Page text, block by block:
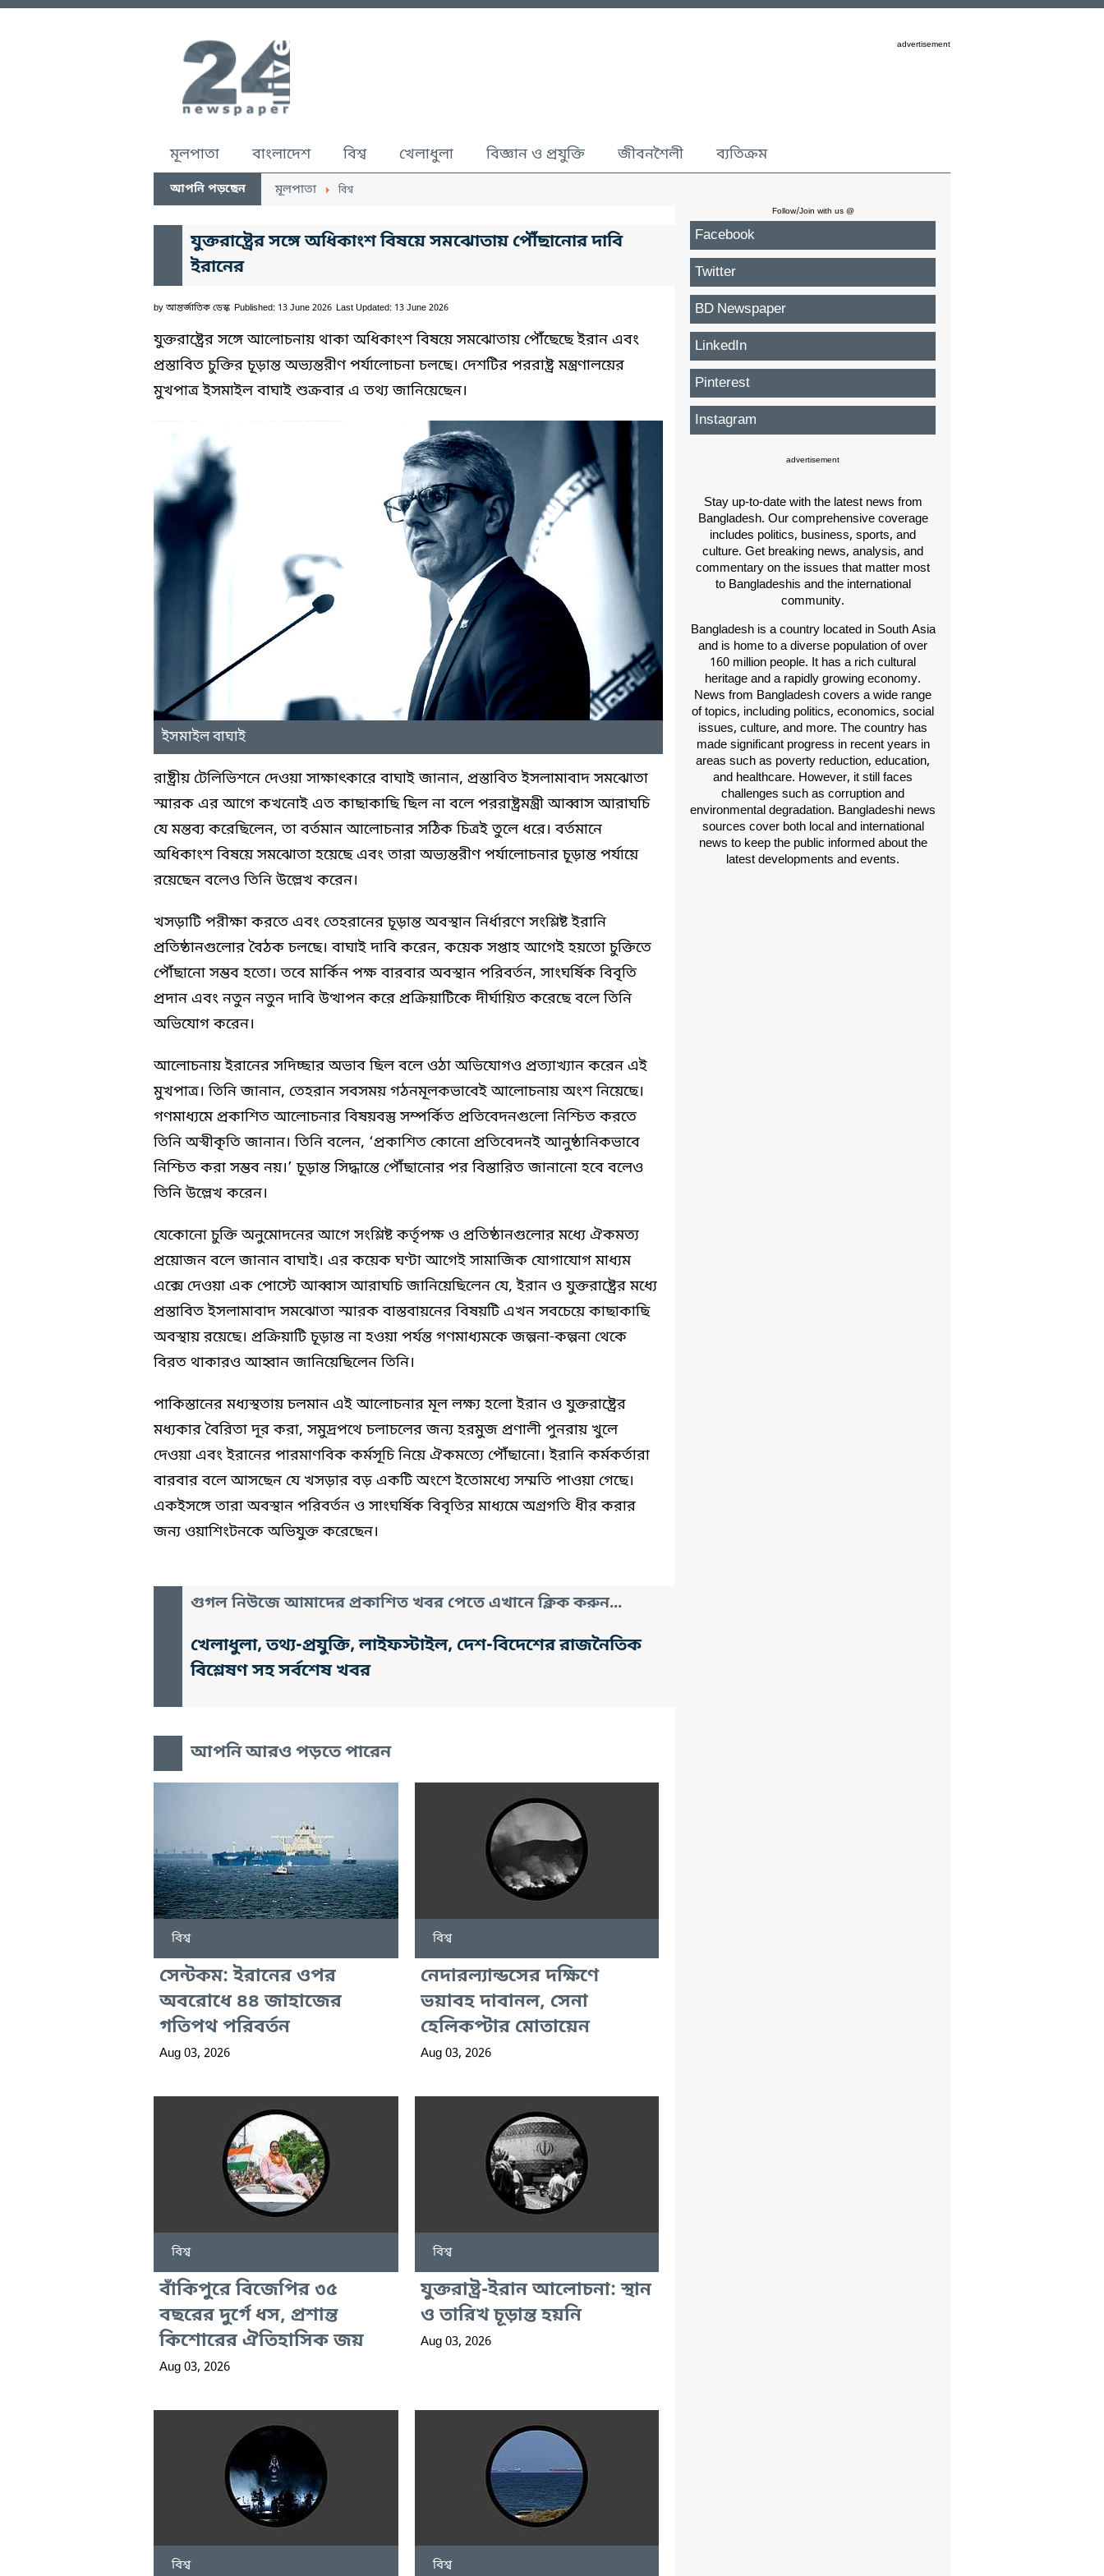
advertisement
মূলপাতা বাংলাদেশ বিশ্ব খেলাধুলা বিজ্ঞান ও প্রযুক্তি জীবনশৈলী ব্যতিক্রম
আপনি পড়ছেন মূলপাতা বিশ্ব
যুক্তরাষ্ট্রের সঙ্গে অধিকাংশ বিষয়ে সমঝোতায় পৌঁছানোর দাবি
ইরানের
by আন্তর্জাতিক ডেস্ক Published: 13 June 2026 Last Updated: 13 June 2026
যুক্তরাষ্ট্রের সঙ্গে আলোচনায় থাকা অধিকাংশ বিষয়ে সমঝোতায় পৌঁছেছে ইরান এবং
প্রস্তাবিত চুক্তির চূড়ান্ত অভ্যন্তরীণ পর্যালোচনা চলছে। দেশটির পররাষ্ট্র মন্ত্রণালয়ের
মুখপাত্র ইসমাইল বাঘাই শুক্রবার এ তথ্য জানিয়েছেন।
ইসমাইল বাঘাই
রাষ্ট্রীয় টেলিভিশনে দেওয়া সাক্ষাৎকারে বাঘাই জানান, প্রস্তাবিত ইসলামাবাদ সমঝোতা
স্মারক এর আগে কখনোই এত কাছাকাছি ছিল না বলে পররাষ্ট্রমন্ত্রী আব্বাস আরাঘচি
যে মন্তব্য করেছিলেন, তা বর্তমান আলোচনার সঠিক চিত্রই তুলে ধরে। বর্তমানে
অধিকাংশ বিষয়ে সমঝোতা হয়েছে এবং তারা অভ্যন্তরীণ পর্যালোচনার চূড়ান্ত পর্যায়ে
রয়েছেন বলেও তিনি উল্লেখ করেন।
খসড়াটি পরীক্ষা করতে এবং তেহরানের চূড়ান্ত অবস্থান নির্ধারণে সংশ্লিষ্ট ইরানি
প্রতিষ্ঠানগুলোর বৈঠক চলছে। বাঘাই দাবি করেন, কয়েক সপ্তাহ আগেই হয়তো চুক্তিতে
পৌঁছানো সম্ভব হতো। তবে মার্কিন পক্ষ বারবার অবস্থান পরিবর্তন, সাংঘর্ষিক বিবৃতি
প্রদান এবং নতুন নতুন দাবি উত্থাপন করে প্রক্রিয়াটিকে দীর্ঘায়িত করেছে বলে তিনি
অভিযোগ করেন।
আলোচনায় ইরানের সদিচ্ছার অভাব ছিল বলে ওঠা অভিযোগও প্রত্যাখ্যান করেন এই
মুখপাত্র। তিনি জানান, তেহরান সবসময় গঠনমূলকভাবেই আলোচনায় অংশ নিয়েছে।
গণমাধ্যমে প্রকাশিত আলোচনার বিষয়বস্তু সম্পর্কিত প্রতিবেদনগুলো নিশ্চিত করতে
তিনি অস্বীকৃতি জানান। তিনি বলেন, ‘প্রকাশিত কোনো প্রতিবেদনই আনুষ্ঠানিকভাবে
নিশ্চিত করা সম্ভব নয়।’ চূড়ান্ত সিদ্ধান্তে পৌঁছানোর পর বিস্তারিত জানানো হবে বলেও
তিনি উল্লেখ করেন।
যেকোনো চুক্তি অনুমোদনের আগে সংশ্লিষ্ট কর্তৃপক্ষ ও প্রতিষ্ঠানগুলোর মধ্যে ঐকমত্য
প্রয়োজন বলে জানান বাঘাই। এর কয়েক ঘণ্টা আগেই সামাজিক যোগাযোগ মাধ্যম
এক্সে দেওয়া এক পোস্টে আব্বাস আরাঘচি জানিয়েছিলেন যে, ইরান ও যুক্তরাষ্ট্রের মধ্যে
প্রস্তাবিত ইসলামাবাদ সমঝোতা স্মারক বাস্তবায়নের বিষয়টি এখন সবচেয়ে কাছাকাছি
অবস্থায় রয়েছে। প্রক্রিয়াটি চূড়ান্ত না হওয়া পর্যন্ত গণমাধ্যমকে জল্পনা-কল্পনা থেকে
বিরত থাকারও আহ্বান জানিয়েছিলেন তিনি।
পাকিস্তানের মধ্যস্থতায় চলমান এই আলোচনার মূল লক্ষ্য হলো ইরান ও যুক্তরাষ্ট্রের
মধ্যকার বৈরিতা দূর করা, সমুদ্রপথে চলাচলের জন্য হরমুজ প্রণালী পুনরায় খুলে
দেওয়া এবং ইরানের পারমাণবিক কর্মসূচি নিয়ে ঐকমত্যে পৌঁছানো। ইরানি কর্মকর্তারা
বারবার বলে আসছেন যে খসড়ার বড় একটি অংশে ইতোমধ্যে সম্মতি পাওয়া গেছে।
একইসঙ্গে তারা অবস্থান পরিবর্তন ও সাংঘর্ষিক বিবৃতির মাধ্যমে অগ্রগতি ধীর করার
জন্য ওয়াশিংটনকে অভিযুক্ত করেছেন।
গুগল নিউজে আমাদের প্রকাশিত খবর পেতে এখানে ক্লিক করুন...
খেলাধুলা, তথ্য-প্রযুক্তি, লাইফস্টাইল, দেশ-বিদেশের রাজনৈতিক
বিশ্লেষণ সহ সর্বশেষ খবর
আপনি আরও পড়তে পারেন
বিশ্ব
সেন্টকম: ইরানের ওপর
অবরোধে ৪৪ জাহাজের
গতিপথ পরিবর্তন
Aug 03, 2026
বিশ্ব
নেদারল্যান্ডসের দক্ষিণে
ভয়াবহ দাবানল, সেনা
হেলিকপ্টার মোতায়েন
Aug 03, 2026
বিশ্ব
বাঁকিপুরে বিজেপির ৩৫
বছরের দুর্গে ধস, প্রশান্ত
কিশোরের ঐতিহাসিক জয়
Aug 03, 2026
বিশ্ব
যুক্তরাষ্ট্র-ইরান আলোচনা: স্থান
ও তারিখ চূড়ান্ত হয়নি
Aug 03, 2026
বিশ্ব বিশ্ব
Follow/Join with us @
Facebook
Twitter
BD Newspaper
LinkedIn
Pinterest
Instagram
advertisement
Stay up-to-date with the latest news from
Bangladesh. Our comprehensive coverage
includes politics, business, sports, and
culture. Get breaking news, analysis, and
commentary on the issues that matter most
to Bangladeshis and the international
community.
Bangladesh is a country located in South Asia
and is home to a diverse population of over
160 million people. It has a rich cultural
heritage and a rapidly growing economy.
News from Bangladesh covers a wide range
of topics, including politics, economics, social
issues, culture, and more. The country has
made significant progress in recent years in
areas such as poverty reduction, education,
and healthcare. However, it still faces
challenges such as corruption and
environmental degradation. Bangladeshi news
sources cover both local and international
news to keep the public informed about the
latest developments and events.